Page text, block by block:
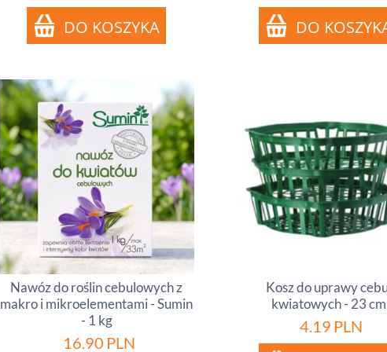
Nawóz do roślin cebulowych z
makro i mikroelementami - Sumin
- 1 kg
16.90 PLN
Kosz do uprawy
kwiatowych - 23 cm
4.19 PLN